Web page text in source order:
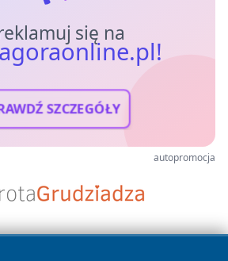
się na
SZCZEGÓŁY
autopromocja